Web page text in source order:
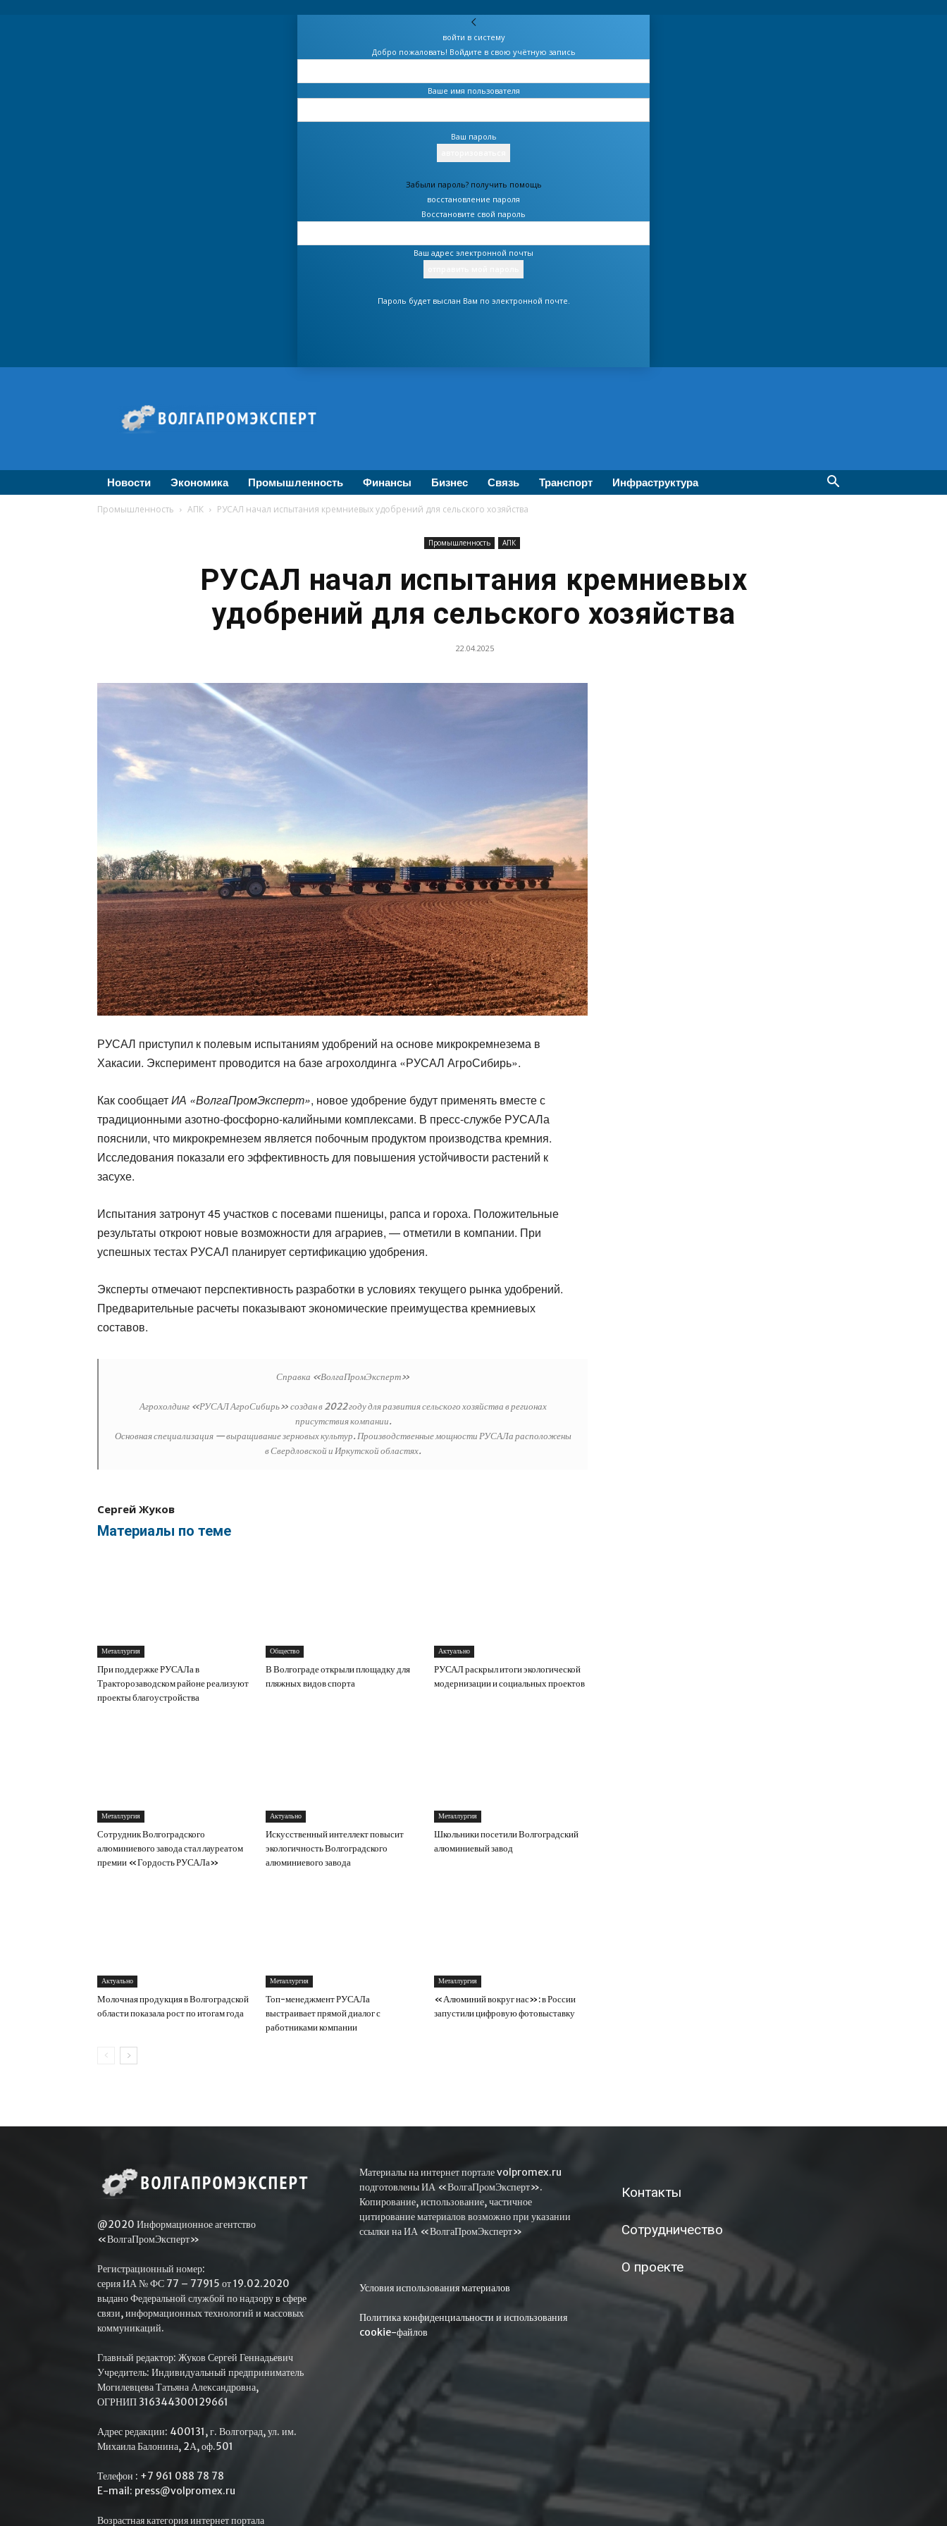
войти в систему
Добро пожаловать! Войдите в свою учётную запись
Ваше имя пользователя
Ваш пароль
Забыли пароль? получить помощь
восстановление пароля
Восстановите свой пароль
Ваш адрес электронной почты
Пароль будет выслан Вам по электронной почте.
—
Новости
бизнеса
Новости Экономика Промышленность Финансы Бизнес Связь Транспорт Инфраструктура
Промышленность АПК РУСАЛ начал испытания кремниевых удобрений для сельского хозяйства
Промышленность АПК
РУСАЛ начал испытания кремниевых
удобрений для сельского хозяйства
22.04.2025
РУСАЛ приступил к полевым испытаниям удобрений на основе микрокремнезема в
Хакасии. Эксперимент проводится на базе агрохолдинга «РУСАЛ АгроСибирь».
Как сообщаетИА «ВолгаПромЭксперт», новое удобрение будут применять вместе с
традиционными азотно-фосфорно-калийными комплексами. В пресс-службе РУСАЛа
пояснили, что микрокремнезем является побочным продуктом производства кремния.
Исследования показали его эффективность для повышения устойчивости растений к
засухе.
Испытания затронут 45 участков с посевами пшеницы, рапса и гороха. Положительные
результаты откроют новые возможности для аграриев, — отметили в компании. При
успешных тестах РУСАЛ планирует сертификацию удобрения.
Эксперты отмечают перспективность разработки в условиях текущего рынка удобрений.
Предварительные расчеты показывают экономические преимущества кремниевых
составов.
Справка «ВолгаПромЭксперт»
Агрохолдинг «РУСАЛ АгроСибирь» создан в 2022 году для развития сельского хозяйства в регионах
присутствия компании.
Основная специализация — выращивание зерновых культур. Производственные мощности РУСАЛа расположены
в Свердловской и Иркутской областях.
Сергей Жуков
Материалы по теме
Металлургия
При поддержке РУСАЛа в
Тракторозаводском районе реализуют
проекты благоустройства
Общество
В Волгограде открыли площадку для
пляжных видов спорта
Актуально
РУСАЛ раскрыл итоги экологической
модернизации и социальных проектов
Металлургия
Сотрудник Волгоградского
алюминиевого завода стал лауреатом
премии «Гордость РУСАЛа»
Актуально
Искусственный интеллект повысит
экологичность Волгоградского
алюминиевого завода
Металлургия
Школьники посетили Волгоградский
алюминиевый завод
Актуально
Молочная продукция в Волгоградской
области показала рост по итогам года
Металлургия
Топ-менеджмент РУСАЛа
выстраивает прямой диалог с
работниками компании
Металлургия
«Алюминий вокруг нас»: в России
запустили цифровую фотовыставку
@2020 Информационное агентство
«ВолгаПромЭксперт»
Регистрационный номер:
серия ИА № ФС 77 – 77915 от 19.02.2020
выдано Федеральной службой по надзору в сфере
связи, информационных технологий и массовых
коммуникаций.
Главный редактор: Жуков Сергей Геннадьевич
Учредитель: Индивидуальный предприниматель
Могилевцева Татьяна Александровна,
ОГРНИП 316344300129661
Адрес редакции: 400131, г. Волгоград, ул. им.
Михаила Балонина, 2А, оф.501
Телефон : +7 961 088 78 78
E-mail: press@volpromex.ru
Возрастная категория интернет портала
Материалы на интернет портале volpromex.ru
подготовлены ИА «ВолгаПромЭксперт».
Копирование, использование, частичное
цитирование материалов возможно при указании
ссылки на ИА «ВолгаПромЭксперт»
Условия использования материалов
Политика конфиденциальности и использования
cookie-файлов
Контакты
Сотрудничество
О проекте